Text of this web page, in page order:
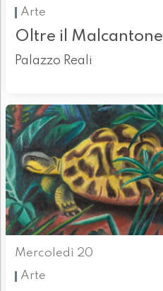
Arte
Oltre il Malcantone
Palazzo Reali
Mercoledì 20
Arte